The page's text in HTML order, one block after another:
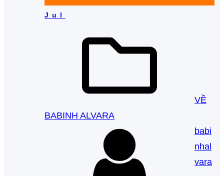
Jul
VỀ
BABINH ALVARA
babi
nhal
vara